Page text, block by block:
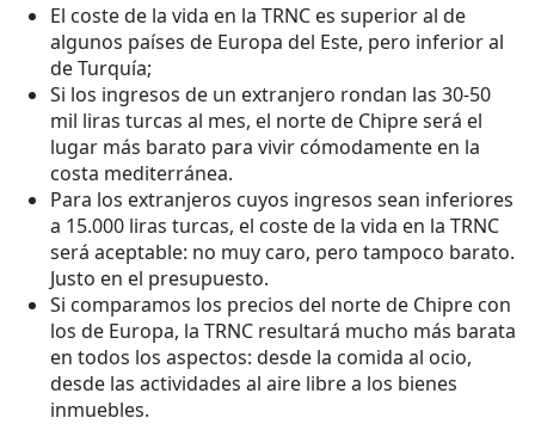
El coste de la vida en la TRNC es superior al de
algunos países de Europa del Este, pero inferior al
de Turquía;
Si los ingresos de un extranjero rondan las 30-50
mil liras turcas al mes, el norte de Chipre será el
lugar más barato para vivir cómodamente en la
costa mediterránea.
Para los extranjeros cuyos ingresos sean inferiores
a 15.000 liras turcas, el coste de la vida en la TRNC
será aceptable: no muy caro, pero tampoco barato.
Justo en el presupuesto.
Si comparamos los precios del norte de Chipre con
los de Europa, la TRNC resultará mucho más barata
en todos los aspectos: desde la comida al ocio,
desde las actividades al aire libre a los bienes
inmuebles.